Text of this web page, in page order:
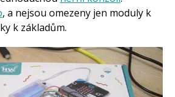
, a nejsou omezeny jen moduly k
k základům.